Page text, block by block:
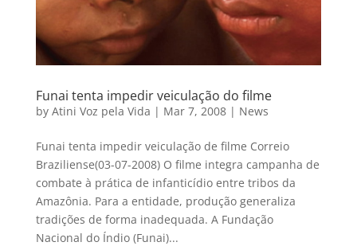
Funai tenta impedir veiculação do filme
by Atini Voz pela Vida | Mar 7, 2008| News
Funai tenta impedir veiculação de filme Correio
Braziliense(03-07-2008) O filme integra campanha de
combate à prática de infanticídio entre tribos da
Amazônia. Para a entidade, produção generaliza
tradições de forma inadequada. A Fundação
Nacional do Índio (Funai)...